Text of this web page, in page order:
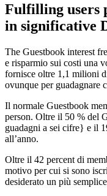
Fulfilling users
in significative
The Guestbook interest
e risparmio sui costi una
fornisce oltre 1,1 milioni
ovunque per guadagnare
Il normale Guestbook
person. Oltre il 50 % del
guadagni a sei cifre} e il
all’anno.
Oltre il 42 percent di
motivo per cui si sono
desiderato un più